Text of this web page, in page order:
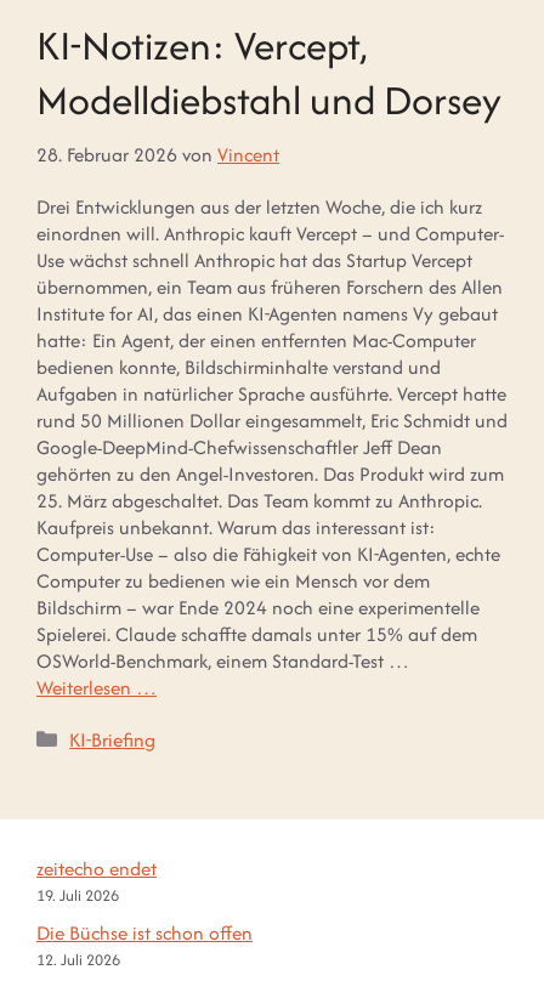
KI-Notizen: Vercept,
Modelldiebstahl und Dorsey
28. Februar 2026von Vincent
Drei Entwicklungen aus der letzten Woche, die ich kurz
einordnen will. Anthropic kauft Vercept – und Computer-
Use wächst schnell Anthropic hat das Startup Vercept
übernommen, ein Team aus früheren Forschern des Allen
Institute for AI, das einen KI-Agenten namens Vy gebaut
hatte: Ein Agent, der einen entfernten Mac-Computer
bedienen konnte, Bildschirminhalte verstand und
Aufgaben in natürlicher Sprache ausführte. Vercept hatte
rund 50 Millionen Dollar eingesammelt, Eric Schmidt und
Google-DeepMind-Chefwissenschaftler Jeff Dean
gehörten zu den Angel-Investoren. Das Produkt wird zum
25. März abgeschaltet. Das Team kommt zu Anthropic.
Kaufpreis unbekannt. Warum das interessant ist:
Computer-Use – also die Fähigkeit von KI-Agenten, echte
Computer zu bedienen wie ein Mensch vor dem
Bildschirm – war Ende 2024 noch eine experimentelle
Spielerei. Claude schaffte damals unter 15% auf dem
OSWorld-Benchmark, einem Standard-Test …
Weiterlesen …
Kategorien
KI-Briefing
zeitecho endet
19. Juli 2026
Die Büchse ist schon offen
12. Juli 2026